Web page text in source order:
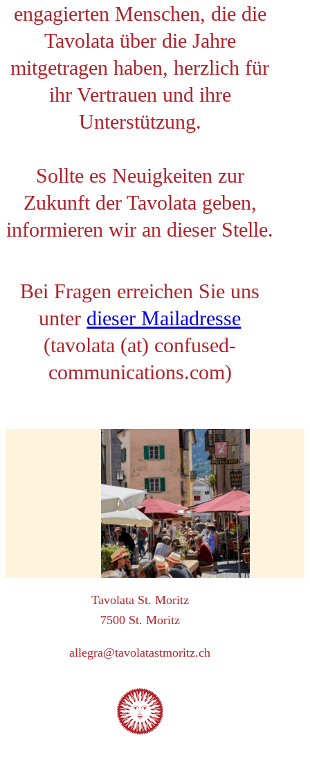
engagierten Menschen, die die
Tavolata über die Jahre
mitgetragen haben, herzlich für
ihr Vertrauen und ihre
Unterstützung.
Sollte es Neuigkeiten zur
Zukunft der Tavolata geben,
informieren wir an dieser Stelle.
Bei Fragen erreichen Sie uns
unter dieser Mailadresse
(tavolata (at) confused-
communications.com)
Tavolata St. Moritz
7500 St. Moritz
allegra@tavolatastmoritz.ch